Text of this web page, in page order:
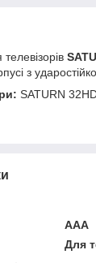
з
SATURN
AAA
Для